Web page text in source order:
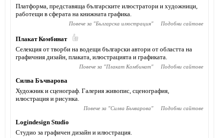
Платформа, представяща българските илюстратори и художници,
работещи в сферата на книжната графика.
Повече за "Българска илюстрация" Подобни сайтове
Плакат Комбинат
Селекция от творби на водещи български автори от областта на
графичния дизайн, плаката, илюстрацията и графиката.
Повече за "Плакат Комбинат" Подобни сайтове
Силва Бъчварова
Художник и сценограф. Галерия живопис, сценография,
илюстрация и рисунка.
Повече за "Силва Бъчварова" Подобни сайтове
Logindesign Studio
Студио за графичен дизайн и илюстрация.